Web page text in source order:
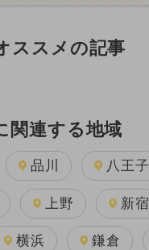
ススメの記事
関連する地域
品川 八王子
上野 新宿
横浜 鎌倉